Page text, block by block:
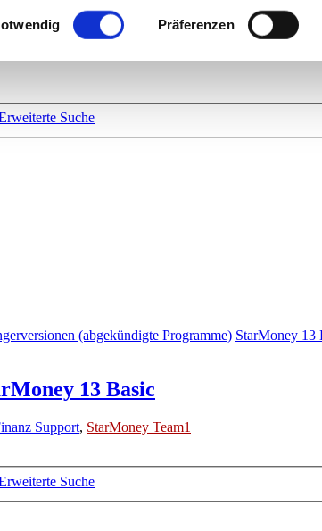
Präferenzen
interessante Tipps und Tricks. Stellen Sie Ihre Fragen
Suche
(abgekündigte Programme) StarMoney 13
13 Basic
Support, StarMoney Team1
Suche